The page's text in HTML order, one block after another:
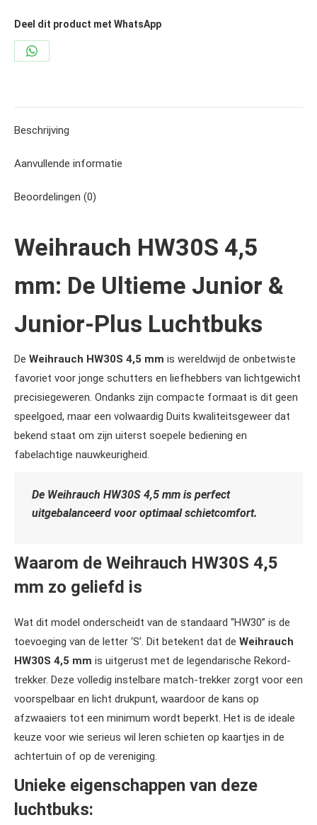
Model
aantal
Deel dit product met WhatsApp
Share
Beschrijving
Aanvullende informatie
Beoordelingen (0)
Weihrauch HW30S 4,5
mm: De Ultieme Junior &
Junior-Plus Luchtbuks
De Weihrauch HW30S 4,5 mm is wereldwijd de onbetwiste
favoriet voor jonge schutters en liefhebbers van lichtgewicht
precisiegeweren. Ondanks zijn compacte formaat is dit geen
speelgoed, maar een volwaardig Duits kwaliteitsgeweer dat
bekend staat om zijn uiterst soepele bediening en
fabelachtige nauwkeurigheid.
De Weihrauch HW30S 4,5 mm is perfect
uitgebalanceerd voor optimaal schietcomfort.
Waarom de Weihrauch HW30S 4,5
mm zo geliefd is
Wat dit model onderscheidt van de standaard “HW30” is de
toevoeging van de letter ‘S’. Dit betekent dat de Weihrauch
HW30S 4,5 mm is uitgerust met de legendarische Rekord-
trekker. Deze volledig instelbare match-trekker zorgt voor een
voorspelbaar en licht drukpunt, waardoor de kans op
afzwaaiers tot een minimum wordt beperkt. Het is de ideale
keuze voor wie serieus wil leren schieten op kaartjes in de
achtertuin of op de vereniging.
Unieke eigenschappen van deze
luchtbuks: